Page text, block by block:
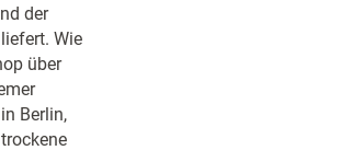
der
Wie
über
Berlin,